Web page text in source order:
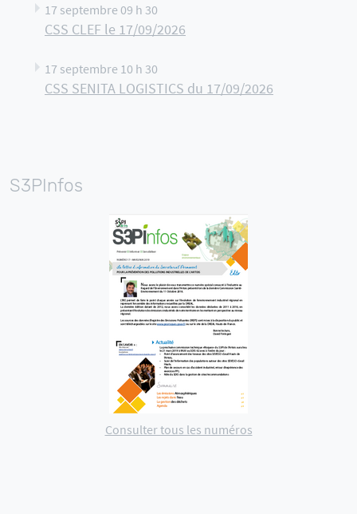
17 septembre 09 h 30
CSS CLEF le 17/09/2026
17 septembre 10 h 30
CSS SENITA LOGISTICS du 17/09/2026
S3PInfos
Consulter tous les numéros